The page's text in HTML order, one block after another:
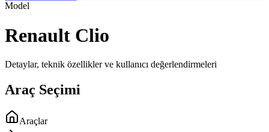
Model
Renault Clio
Detaylar, teknik özellikler ve kullanıcı değerlendirmeleri
Araç Seçimi
Araçlar